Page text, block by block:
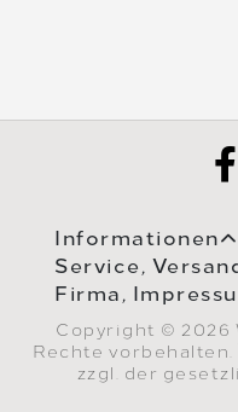
Informationen
Service,
Firma,
Copyright © 2026
Rechte vorbehalten.
zzgl. der